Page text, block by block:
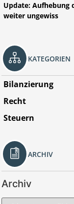
Update: Aufhebung
weiter ungewiss
KATEGORIEN
Bilanzierung
Recht
Steuern
ARCHIV
Archiv